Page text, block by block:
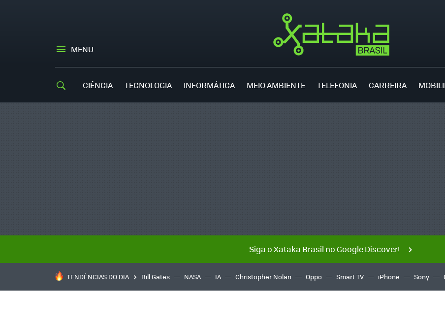
MENU
CIÊNCIA TECNOLOGIA INFORMÁTICA MEIO AMBIENTE TELEFONIA CARREIRA
Siga o Xataka Brasil no Google Discover!
TENDÊNCIAS DO DIA Bill Gates NASA IA Christopher Nolan Oppo Smart TV iPhone Sony